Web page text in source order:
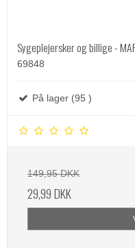
Sygeplejersker og billige -
69848
På lager (95 )
149,95 DKK
29,99 DKK